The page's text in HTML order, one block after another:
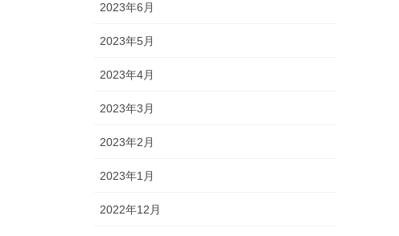
2023年6月
2023年5月
2023年4月
2023年3月
2023年2月
2023年1月
2022年12月